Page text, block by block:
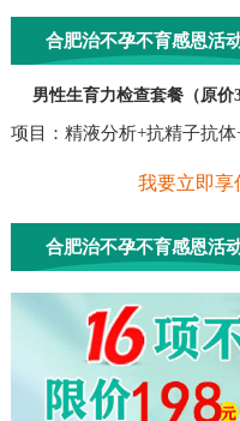
合肥治不孕不育感恩活
男性生育力检查套餐（原价
项目：精液分析+抗精子抗
我要立即享
合肥治不孕不育感恩活